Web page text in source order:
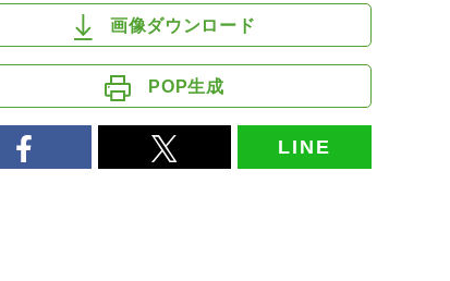
画像ダウンロード
POP生成
LINE